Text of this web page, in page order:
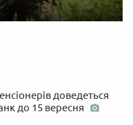
доведеться
до 15 вересня